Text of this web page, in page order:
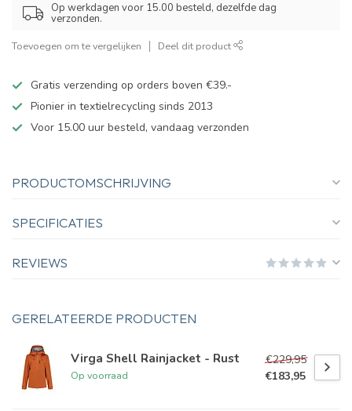
Op werkdagen voor 15.00 besteld, dezelfde dag
verzonden.
Toevoegen om te vergelijken Deel dit product
Gratis verzending op orders boven €39.-
Pionier in textielrecycling sinds 2013
Voor 15.00 uur besteld, vandaag verzonden
PRODUCTOMSCHRIJVING
SPECIFICATIES
REVIEWS
GERELATEERDE PRODUCTEN
Virga Shell Rainjacket - Rust
Op voorraad
€229,95
€183,95